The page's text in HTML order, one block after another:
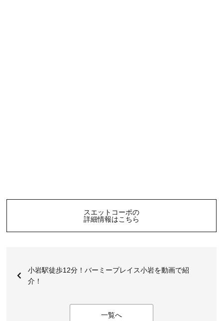
スエットコーポの
詳細情報はこちら
小岩駅徒歩12分！バーミープレイス小岩を動画で紹
介！
一覧へ